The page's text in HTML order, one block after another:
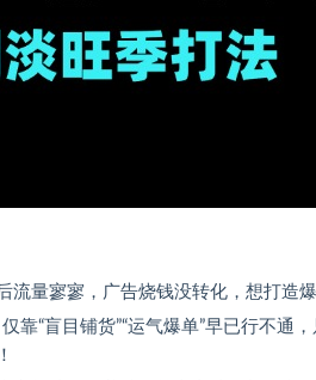
流量寥寥，广告烧钱没转化，想打造
靠“盲目铺货”“运气爆单”早已行不通